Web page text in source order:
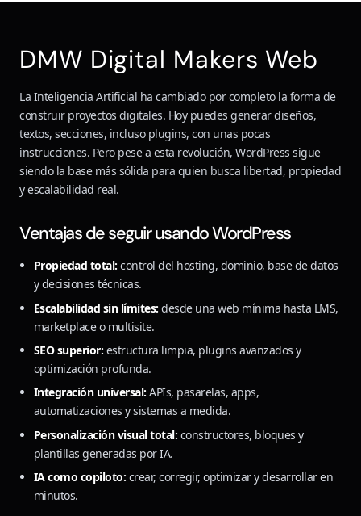
DMW Digital Makers Web
La Inteligencia Artificial ha cambiado por completo la forma de
construir proyectos digitales. Hoy puedes generar diseños,
textos, secciones, incluso plugins, con unas pocas
instrucciones. Pero pese a esta revolución, WordPress sigue
siendo la base más sólida para quien busca libertad, propiedad
y escalabilidad real.
Ventajas de seguir usando WordPress
Propiedad total: control del hosting, dominio, base de datos
y decisiones técnicas.
Escalabilidad sin límites: desde una web mínima hasta LMS,
marketplace o multisite.
SEO superior: estructura limpia, plugins avanzados y
optimización profunda.
Integración universal: APIs, pasarelas, apps,
automatizaciones y sistemas a medida.
Personalización visual total: constructores, bloques y
plantillas generadas por IA.
IA como copiloto: crear, corregir, optimizar y desarrollar en
minutos.